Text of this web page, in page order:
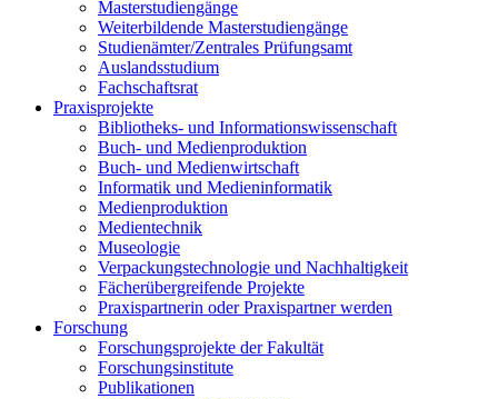
Masterstudiengänge
Weiterbildende Masterstudiengänge
Studienämter/Zentrales Prüfungsamt
Auslandsstudium
Fachschaftsrat
Praxisprojekte
Bibliotheks- und Informationswissenschaft
Buch- und Medienproduktion
Buch- und Medienwirtschaft
Informatik und Medieninformatik
Medienproduktion
Medientechnik
Museologie
Verpackungstechnologie und Nachhaltigkeit
Fächerübergreifende Projekte
Praxispartnerin oder Praxispartner werden
Forschung
Forschungsprojekte der Fakultät
Forschungsinstitute
Publikationen